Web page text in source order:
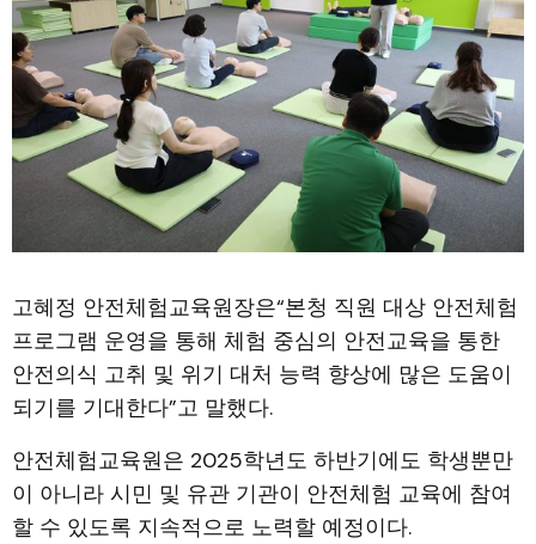
고혜정 안전체험교육원장은“본청 직원 대상 안전체험
프로그램 운영을 통해 체험 중심의 안전교육을 통한
안전의식 고취 및 위기 대처 능력 향상에 많은 도움이
되기를 기대한다”고 말했다.
안전체험교육원은 2025학년도 하반기에도 학생뿐만
이 아니라 시민 및 유관 기관이 안전체험 교육에 참여
할 수 있도록 지속적으로 노력할 예정이다.